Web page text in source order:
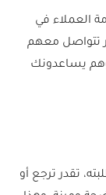
العملاء في
تتواصل معهم
وهم يساعدونك
تقدر ترجع أو